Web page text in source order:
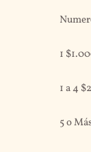
1
1 a 4
5 o